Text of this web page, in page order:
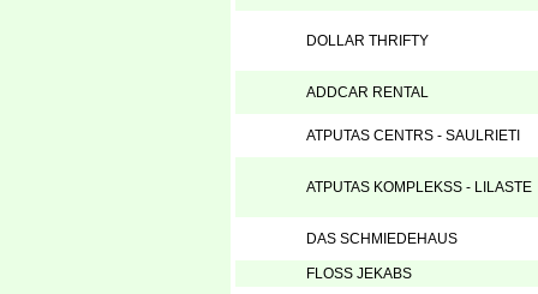
DOLLAR THRIFTY
ADDCAR RENTAL
ATPUTAS CENTRS - SAULRIETI
ATPUTAS KOMPLEKSS - LILASTE
DAS SCHMIEDEHAUS
FLOSS JEKABS